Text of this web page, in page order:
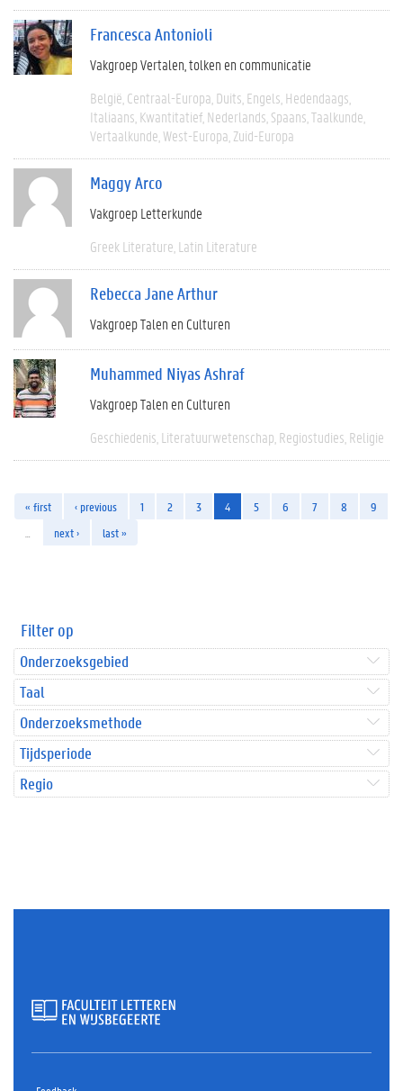
Francesca Antonioli
Vakgroep Vertalen, tolken en communicatie
België Centraal-Europa Duits Engels Hedendaags
Italiaans Kwantitatief Nederlands Spaans Taalkunde
Vertaalkunde West-Europa Zuid-Europa
Maggy Arco
Vakgroep Letterkunde
Greek Literature Latin Literature
Rebecca Jane Arthur
Vakgroep Talen en Culturen
Muhammed Niyas Ashraf
Vakgroep Talen en Culturen
Geschiedenis Literatuurwetenschap Regiostudies Religie
« first ‹ previous 1 2 3 4 5 6 7 8
9
next › last »
Filter op
Onderzoeksgebied
Taal
Onderzoeksmethode
Tijdsperiode
Regio